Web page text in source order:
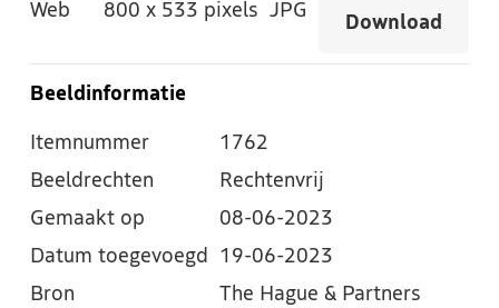
Web 800 x 533 pixels JPG
Download
Beeldinformatie
Itemnummer
1762
Beeldrechten
Rechtenvrij
Gemaakt op
08-06-2023
Datum toegevoegd
19-06-2023
Bron
The Hague & Partners